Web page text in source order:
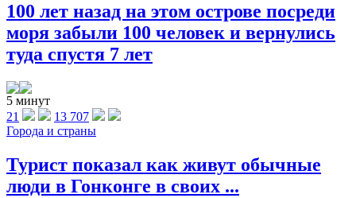
100 лет назад на этом острове посреди
моря забыли 100 человек и вернулись
туда спустя 7 лет
5 минут
21
13 707
Города и страны
Турист показал как живут обычные
люди в Гонконге в своих ...